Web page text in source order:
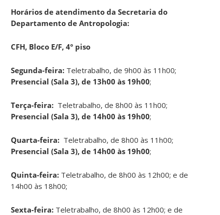
Horários de atendimento da Secretaria do
Departamento de Antropologia:
CFH, Bloco E/F, 4º piso
Segunda-feira: Teletrabalho, de 9h00 às 11h00;
Presencial (Sala 3), de 13h00 às 19h00;
Terça-feira: Teletrabalho, de 8h00 às 11h00;
Presencial (Sala 3), de 14h00 às 19h00;
Quarta-feira: Teletrabalho, de 8h00 às 11h00;
Presencial (Sala 3), de 14h00 às 19h00;
Quinta-feira: Teletrabalho, de 8h00 às 12h00; e de
14h00 às 18h00;
Sexta-feira: Teletrabalho, de 8h00 às 12h00; e de